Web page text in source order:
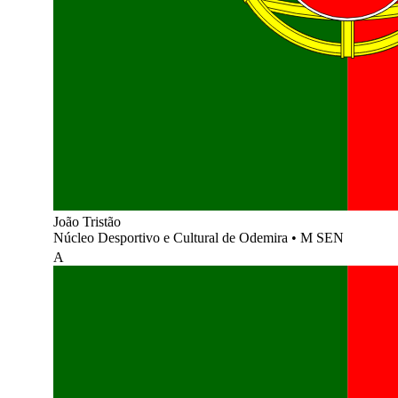
João Tristão
Núcleo Desportivo e Cultural de Odemira • M SEN
A